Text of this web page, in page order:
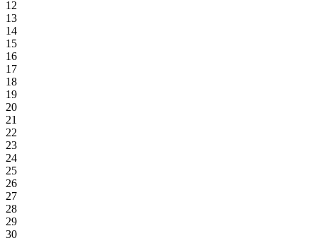
12
13
14
15
16
17
18
19
20
21
22
23
24
25
26
27
28
29
30